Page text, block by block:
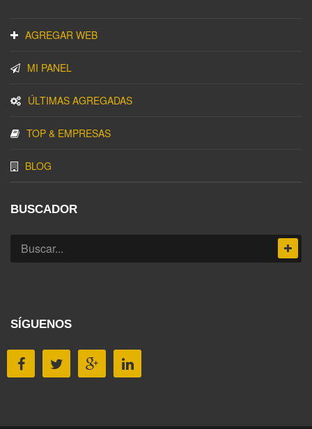
AGREGAR WEB
MI PANEL
ÚLTIMAS AGREGADAS
TOP & EMPRESAS
BLOG
BUSCADOR
SÍGUENOS